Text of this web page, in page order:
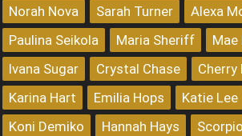
Norah Nova
Sarah Turner
Alexa
Paulina Seikola
Maria Sheriff
Mae
Ivana Sugar
Crystal Chase
Cherry
Karina Hart
Emilia Hops Katie Lee
Koni Demiko
Hannah Hays